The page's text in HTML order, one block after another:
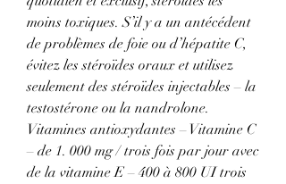
moins toxiques. S’il y a un antécédent
de problèmes de foie ou d’hépatite C,
évitez les stéroïdes oraux et utilisez
seulement des stéroïdes injectables – la
testostérone ou la nandrolone.
Vitamines antioxydantes – Vitamine C
– de 1. 000 mg / trois fois par jour avec
de la vitamine E – 400 à 800 UI trois